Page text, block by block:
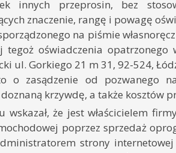
innych przeprosin, bez
znaczenie, rangę i powagę
na piśmie
tegoż oświadczenia opatrzonego
ul. Gorkiego 21 m 31, 92-524,
o zasądzenie od pozwanego
krzywdę, a także kosztów
wskazał, że jest właścicielem
poprzez sprzedaż
strony